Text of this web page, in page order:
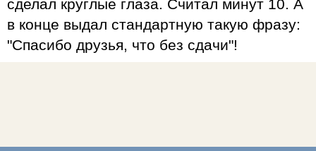
сделал круглые глаза. Считал минут 10. А
в конце выдал стандартную такую фразу:
"Спасибо друзья, что без сдачи"!